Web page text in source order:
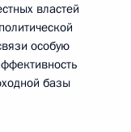
властей
особую
базы